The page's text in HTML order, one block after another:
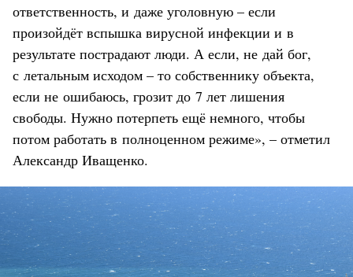
ответственность, и даже уголовную – если
произойдёт вспышка вирусной инфекции и в
результате пострадают люди. А если, не дай бог,
с летальным исходом – то собственнику объекта,
если не ошибаюсь, грозит до 7 лет лишения
свободы. Нужно потерпеть ещё немного, чтобы
потом работать в полноценном режиме», – отметил
Александр Иващенко.